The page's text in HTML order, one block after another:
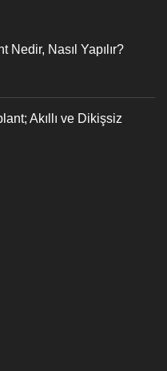
Nedir, Nasıl Yapılır?
Akıllı ve Dikişsiz